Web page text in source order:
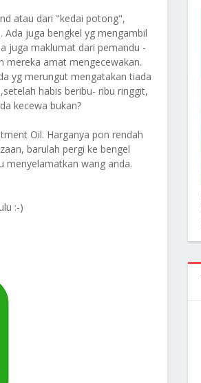
atau dari "kedai potong",
Ada juga bengkel yg mengambil
juga maklumat dari pemandu -
mereka amat mengecewakan.
yg merungut mengatakan tiada
habis beribu- ribu ringgit,
kecewa bukan?
Oil. Harganya pon rendah
barulah pergi ke bengel
menyelamatkan wang anda.
:-)